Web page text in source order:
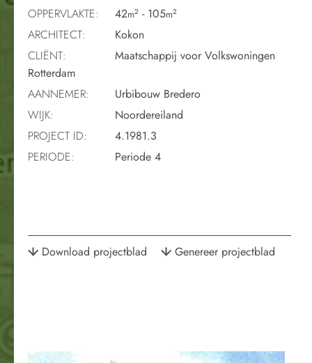
OPPERVLAKTE:
42m2 - 105m2
ARCHITECT:
Kokon
CLIËNT:
Maatschappij voor Volkswoningen
Rotterdam
AANNEMER:
Urbibouw Bredero
WIJK:
Noordereiland
PROJECT ID:
4.1981.3
PERIODE:
Periode 4
Download projectblad Genereer projectblad